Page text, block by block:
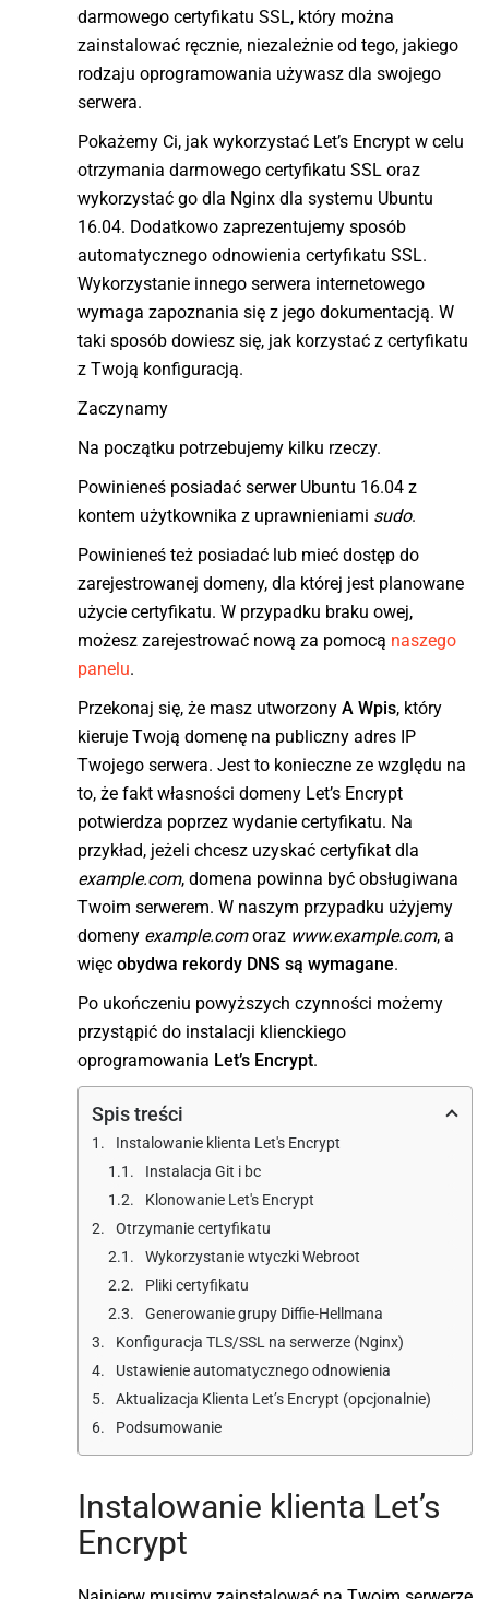
darmowego certyfikatu SSL, który można
zainstalować ręcznie, niezależnie od tego, jakiego
rodzaju oprogramowania używasz dla swojego
serwera.
Pokażemy Ci, jak wykorzystać Let’s Encrypt w celu
otrzymania darmowego certyfikatu SSL oraz
wykorzystać go dla Nginx dla systemu Ubuntu
16.04. Dodatkowo zaprezentujemy sposób
automatycznego odnowienia certyfikatu SSL.
Wykorzystanie innego serwera internetowego
wymaga zapoznania się z jego dokumentacją. W
taki sposób dowiesz się, jak korzystać z certyfikatu
z Twoją konfiguracją.
Zaczynamy
Na początku potrzebujemy kilku rzeczy.
Powinieneś posiadać serwer Ubuntu 16.04 z
kontem użytkownika z uprawnieniami sudo.
Powinieneś też posiadać lub mieć dostęp do
zarejestrowanej domeny, dla której jest planowane
użycie certyfikatu. W przypadku braku owej,
możesz zarejestrować nową za pomocą naszego
panelu.
Przekonaj się, że masz utworzony A Wpis, który
kieruje Twoją domenę na publiczny adres IP
Twojego serwera. Jest to konieczne ze względu na
to, że fakt własności domeny Let’s Encrypt
potwierdza poprzez wydanie certyfikatu. Na
przykład, jeżeli chcesz uzyskać certyfikat dla
example.com, domena powinna być obsługiwana
Twoim serwerem. W naszym przypadku użyjemy
domeny example.comoraz www.example.com, a
więc obydwa rekordy DNS są wymagane.
Po ukończeniu powyższych czynności możemy
przystąpić do instalacji klienckiego
oprogramowania Let’s Encrypt.
Spis treści
Instalowanie klienta Let's Encrypt
Instalacja Git i bc
Klonowanie Let's Encrypt
Otrzymanie certyfikatu
Wykorzystanie wtyczki Webroot
Pliki certyfikatu
Generowanie grupy Diffie-Hellmana
Konfiguracja TLS/SSL na serwerze (Nginx)
Ustawienie automatycznego odnowienia
Aktualizacja Klienta Let’s Encrypt (opcjonalnie)
Podsumowanie
Instalowanie klienta Let’s
Encrypt